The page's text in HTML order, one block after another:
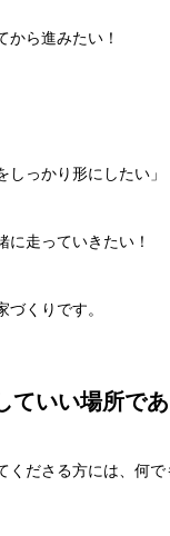
から進みたい！
しっかり形にしたい」
に走っていきたい！
づくりです。
ていい場所で
くださる方には、何